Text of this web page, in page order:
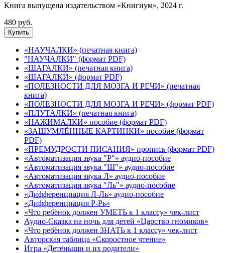
Книга выпущена издательством «Книгиум», 2024 г.
480 руб.
Купить
«НАУЧАЛКИ» (печатная книга)
"НАУЧАЛКИ" (формат PDF)
«ШАГАЛКИ» (печатная книга)
«ШАГАЛКИ» (формат PDF)
«ПОЛЕЗНОСТИ ДЛЯ МОЗГА И РЕЧИ» (печатная
книга)
«ПОЛЕЗНОСТИ ДЛЯ МОЗГА И РЕЧИ» (формат PDF)
«ПЛУТАЛКИ» (печатная книга)
«НАЖИМАЛКИ» пособие (формат PDF)
«ЗАШУМЛЁННЫЕ КАРТИНКИ» пособие (формат
PDF)
«ПРЕМУДРОСТИ ПИСАНИЯ» пропись (формат PDF)
«Автоматизация звука "Р"» аудио-пособие
«Автоматизация звука "Ш"» аудио-пособие
«Автоматизация звука Л» аудио-пособие
«Автоматизация звука "Ль"» аудио-пособие
«Дифференциация Л-Ль» аудио-пособие
«Дифференциация Р-Рь»
«Что ребёнок должен УМЕТЬ к 1 классу» чек-лист
Аудио-Сказка на ночь для детей «Царство гномиков»
«Что ребёнок должен ЗНАТЬ к 1 классу» чек-лист
Авторская таблица «Скоростное чтение»
Игра «Детёныши и их родители»